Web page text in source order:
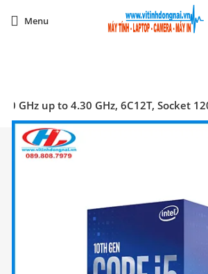
Menu
GHz up to 4.30 GHz, 6C12T, Socket